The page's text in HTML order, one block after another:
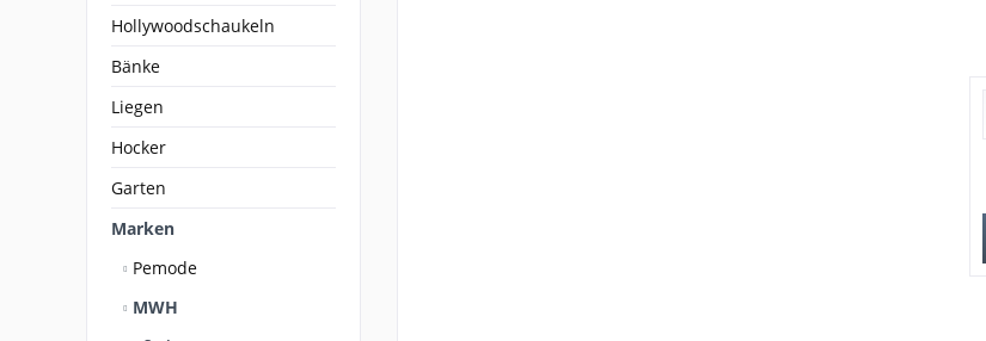
Hollywoodschaukeln
Bänke
Liegen
Hocker
Garten
Marken
Pemode
MWH